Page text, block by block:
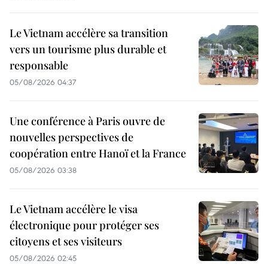
Le Vietnam accélère sa transition
vers un tourisme plus durable et
responsable
05/08/2026 04:37
Une conférence à Paris ouvre de
nouvelles perspectives de
coopération entre Hanoï et la France
05/08/2026 03:38
Le Vietnam accélère le visa
électronique pour protéger ses
citoyens et ses visiteurs
05/08/2026 02:45